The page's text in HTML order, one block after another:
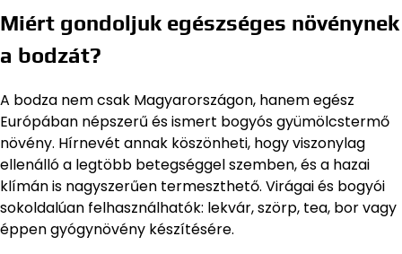
Miért gondoljuk egészséges növénynek
a bodzát?
A bodza nem csak Magyarországon, hanem egész
Európában népszerű és ismert bogyós gyümölcstermő
növény. Hírnevét annak köszönheti, hogy viszonylag
ellenálló a legtöbb betegséggel szemben, és a hazai
klímán is nagyszerűen termeszthető. Virágai és bogyói
sokoldalúan felhasználhatók: lekvár, szörp, tea, bor vagy
éppen gyógynövény készítésére.